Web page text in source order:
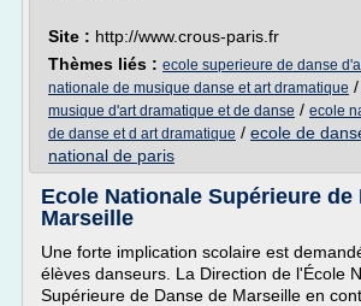
Site : http://www.crous-paris.fr
Thèmes liés : ecole superieure de danse
nationale de musique danse et art dramatique /
musique d'art dramatique et de danse / ecole
de danse et d art dramatique / ecole de
national de paris
Ecole Nationale Supérieure de
Marseille
Une forte implication scolaire est
élèves danseurs. La Direction de l'École
Supérieure de Danse de Marseille en